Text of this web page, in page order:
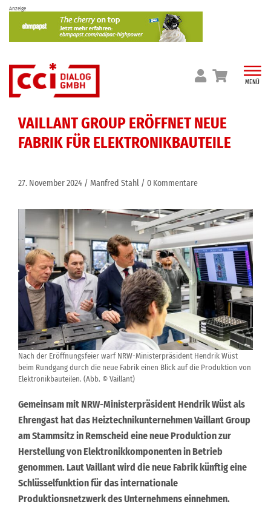
Skip
content
Anzeige
MENÜ
VAILLANT GROUP ERÖFFNET NEUE
FABRIK FÜR ELEKTRONIKBAUTEILE
27. November 2024 Manfred Stahl 0 Kommentare
Nach der Eröffnungsfeier warf NRW-Ministerpräsident Hendrik Wüst
beim Rundgang durch die neue Fabrik einen Blick auf die Produktion von
Elektronikbauteilen. (Abb. © Vaillant)
Gemeinsam mit NRW-Ministerpräsident Hendrik Wüst als
Ehrengast hat das Heiztechnikunternehmen Vaillant Group
am Stammsitz in Remscheid eine neue Produktion zur
Herstellung von Elektronikkomponenten in Betrieb
genommen. Laut Vaillant wird die neue Fabrik künftig eine
Schlüsselfunktion für das internationale
Produktionsnetzwerk des Unternehmens einnehmen.